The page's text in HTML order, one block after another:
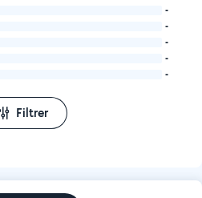
-
-
-
-
-
Filtrer